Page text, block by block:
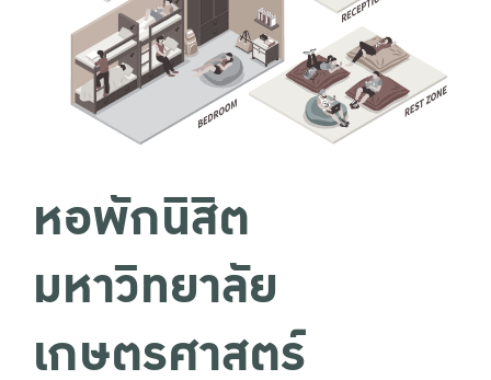
หอพักนิสิต
มหาวิทยาลัย
เกษตรศาสตร์